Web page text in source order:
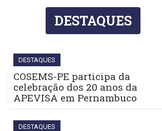
DESTAQUES
DESTAQUES
COSEMS-PE participa da
celebração dos 20 anos da
APEVISA em Pernambuco
DESTAQUES